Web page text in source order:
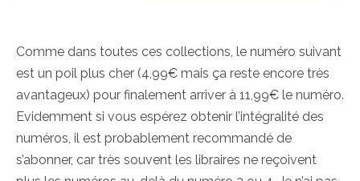
Comme dans toutes ces collections, le numéro suivant
est un poil plus cher (4,99€ mais ça reste encore très
avantageux) pour finalement arriver à 11,99€ le numéro.
Evidemment si vous espérez obtenir l’intégralité des
numéros, il est probablement recommandé de
s’abonner, car très souvent les libraires ne reçoivent